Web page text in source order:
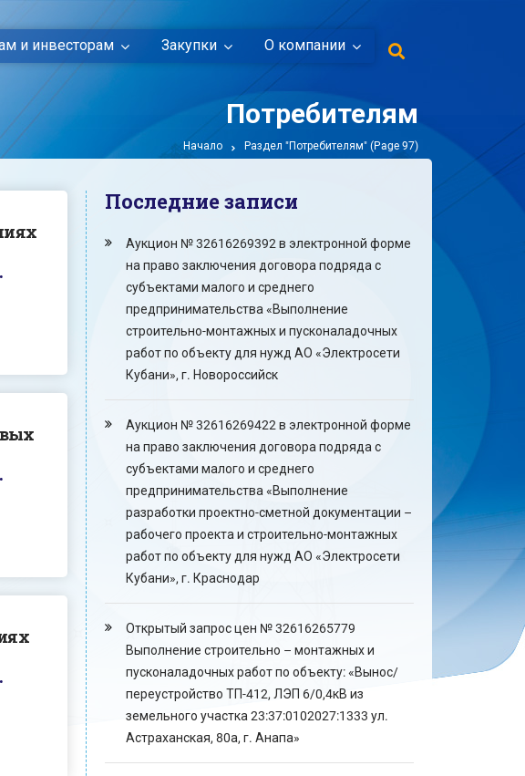
и инвесторам Закупки О компании
Потребителям
Начало Раздел "Потребителям" (Page 97)
•
•
•
Последние записи
Аукцион № 32616269392 в электронной форме
на право заключения договора подряда с
субъектами малого и среднего
предпринимательства «Выполнение
строительно-монтажных и пусконаладочных
работ по объекту для нужд АО «Электросети
Кубани», г. Новороссийск
Аукцион № 32616269422 в электронной форме
на право заключения договора подряда с
субъектами малого и среднего
предпринимательства «Выполнение
разработки проектно-сметной документации –
рабочего проекта и строительно-монтажных
работ по объекту для нужд АО «Электросети
Кубани», г. Краснодар
Открытый запрос цен № 32616265779
Выполнение строительно – монтажных и
пусконаладочных работ по объекту: «Вынос/
переустройство ТП-412, ЛЭП 6/0,4кВ из
земельного участка 23:37:0102027:1333 ул.
Астраханская, 80а, г. Анапа»